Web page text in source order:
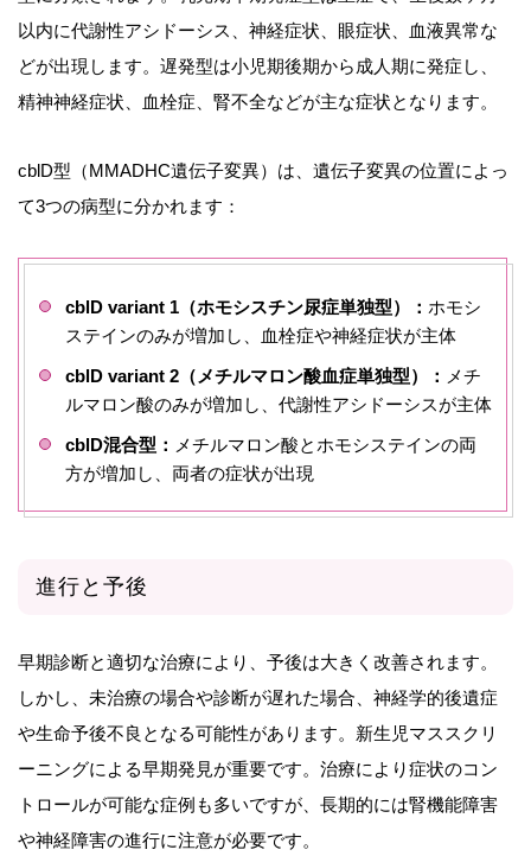
以内に代謝性アシドーシス、神経症状、眼症状、血液異常な
どが出現します。遅発型は小児期後期から成人期に発症し、
精神神経症状、血栓症、腎不全などが主な症状となります。
cblD型（MMADHC遺伝子変異）は、遺伝子変異の位置によっ
て3つの病型に分かれます：
cblD variant 1（ホモシスチン尿症単独型）： ホモシ
ステインのみが増加し、血栓症や神経症状が主体
cblD variant 2（メチルマロン酸血症単独型）： メチ
ルマロン酸のみが増加し、代謝性アシドーシスが主体
cblD混合型： メチルマロン酸とホモシステインの両
方が増加し、両者の症状が出現
進行と予後
早期診断と適切な治療により、予後は大きく改善されます。
しかし、未治療の場合や診断が遅れた場合、神経学的後遺症
や生命予後不良となる可能性があります。新生児マススクリ
ーニングによる早期発見が重要です。治療により症状のコン
トロールが可能な症例も多いですが、長期的には腎機能障害
や神経障害の進行に注意が必要です。